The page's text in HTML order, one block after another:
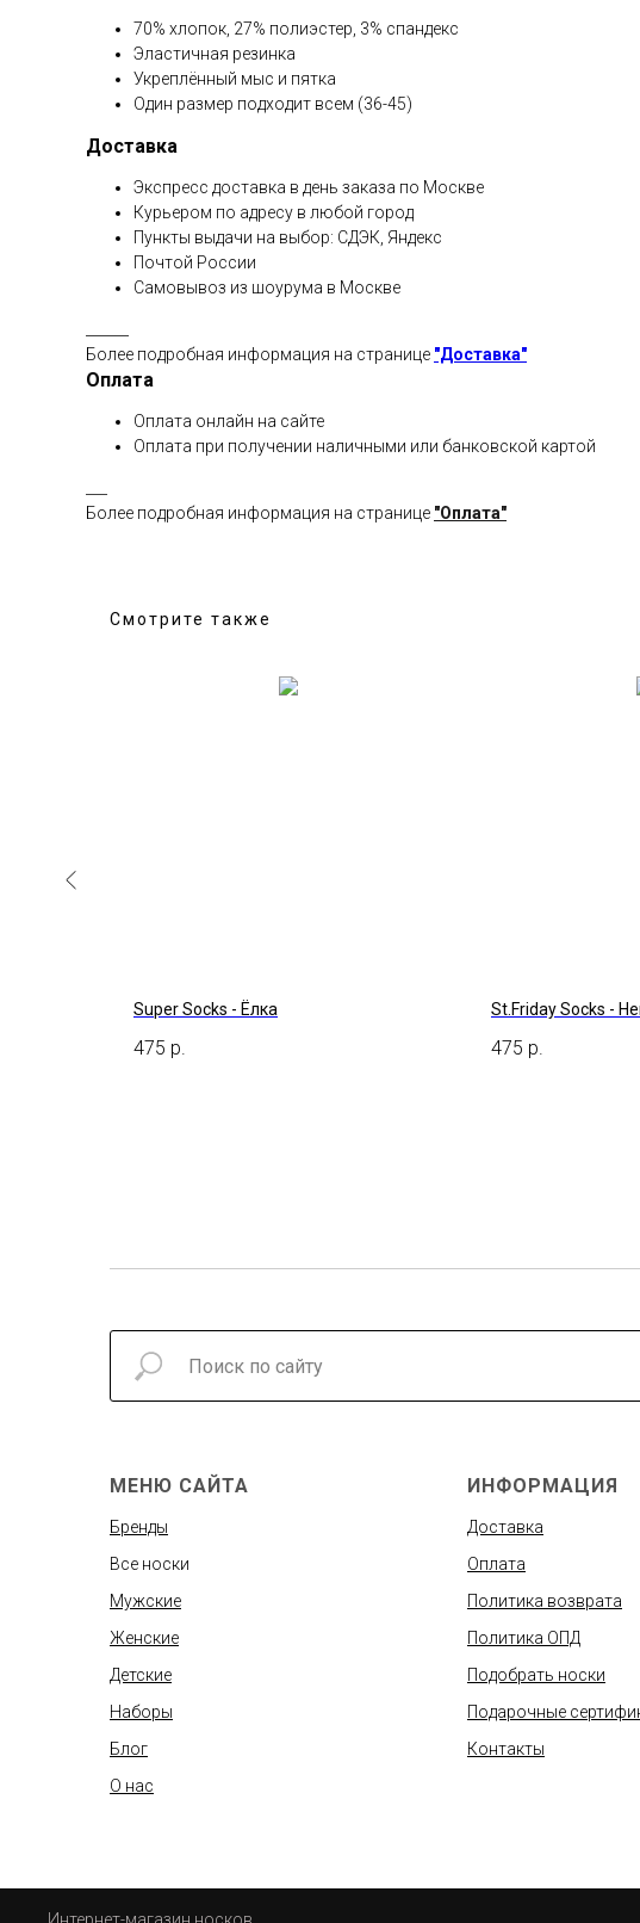
70% хлопок, 27% полиэстер, 3% спандекс
Эластичная резинка
Укреплённый мыс и пятка
Один размер подходит всем (36-45)
Доставка
Экспресс доставка в день заказа по Москве
Курьером по адресу в любой город
Пункты выдачи на выбор: СДЭК, Яндекс
Почтой России
Самовывоз из шоурума в Москве
Более подробная информация на странице "Доставка"
Оплата
Оплата онлайн на сайте
Оплата при получении наличными или банковской картой
Более подробная информация на странице "Оплата"
Смотрите также
Super Socks - Ёлка
475 р.
St.Friday Socks -
475 р.
МЕНЮ САЙТА
Бренды
Все носки
Мужские
Женские
Детские
Наборы
Блог
О нас
ИНФОРМАЦИЯ
Доставка
Оплата
Политика возврата
Политика ОПД
Подобрать носки
Подарочные
Контакты